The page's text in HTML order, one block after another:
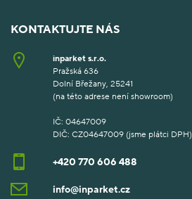
KONTAKTUJTE NÁS
inparket s.r.o.
Pražská 636
Dolní Břežany, 25241
(na této adrese není showroom)
IČ: 04647009
DIČ: CZ04647009 (jsme plátci DPH)
+420 770 606 488
info@inparket.cz